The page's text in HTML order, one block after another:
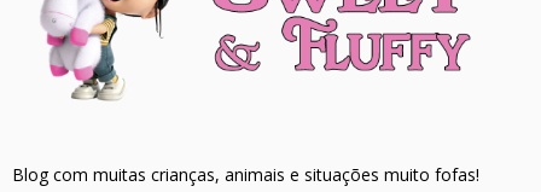
Blog com muitas crianças, animais e situações muito fofas!